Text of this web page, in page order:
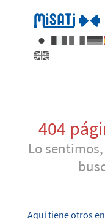
404
Lo
Aquí tiene otros